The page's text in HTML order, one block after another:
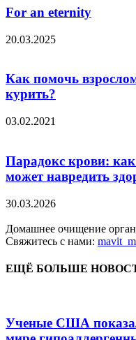
For an eternity
20.03.2025
Как помочь
курить?
03.02.2021
Парадокс крови:
может навредить
30.03.2026
Домашнее очищение
Свяжитесь с нами:
ЕЩЁ БОЛЬШЕ
Ученые США